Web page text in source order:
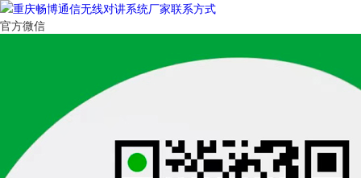
官方微信